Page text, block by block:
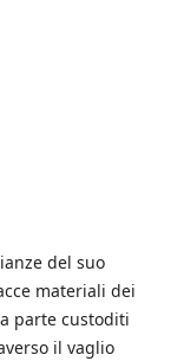
del suo
materiali dei
parte custoditi
il vaglio